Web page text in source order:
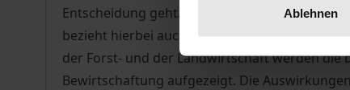
Ablehnen
Entscheidung geht. Der Tagungsband zeigt
bezieht hierbei auch ökonomische und
der Forst- und der Landwirtschaft werden
Bewirtschaftung aufgezeigt. Die